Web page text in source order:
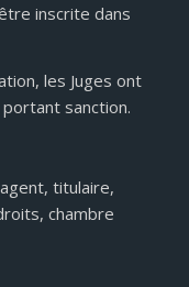
inscrite dans
les Juges ont
portant sanction.
agent, titulaire,
chambre